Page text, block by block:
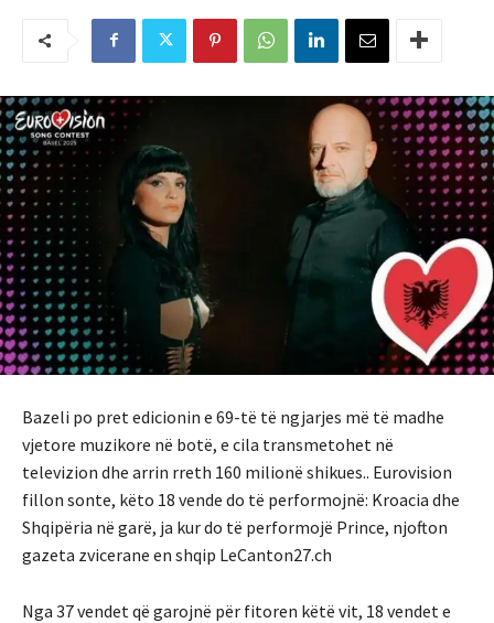
Bazeli po pret edicionin e 69-të të ngjarjes më të madhe
vjetore muzikore në botë, e cila transmetohet në
televizion dhe arrin rreth 160 milionë shikues.. Eurovision
fillon sonte, këto 18 vende do të performojnë: Kroacia dhe
Shqipëria në garë, ja kur do të performojë Prince, njofton
gazeta zvicerane en shqip LeCanton27.ch
Nga 37 vendet që garojnë për fitoren këtë vit, 18 vendet e